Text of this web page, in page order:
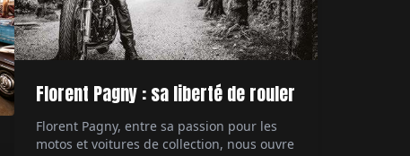
Florent Pagny : sa liberté de rouler
Florent Pagny, entre sa passion pour les
motos et voitures de collection, nous ouvre